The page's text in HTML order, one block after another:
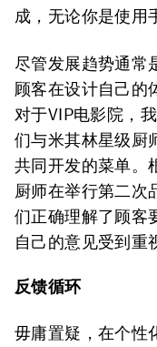
成，无论你是使用
尽管发展趋势通常
顾客在设计自己的
对于VIP电影院，
们与米其林星级厨
共同开发的菜单。
厨师在举行第二次
们正确理解了顾客
自己的意见受到重
反馈循环
毋庸置疑，在个性